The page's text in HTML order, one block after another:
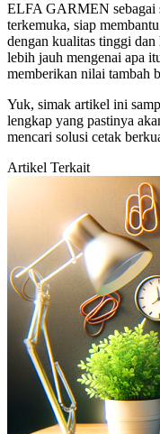
ELFA GARMEN sebagai
terkemuka, siap
dengan kualitas tinggi
lebih jauh mengenai apa
memberikan nilai tambah
Yuk, simak artikel ini
lengkap yang pastinya
mencari solusi cetak
Artikel Terkait